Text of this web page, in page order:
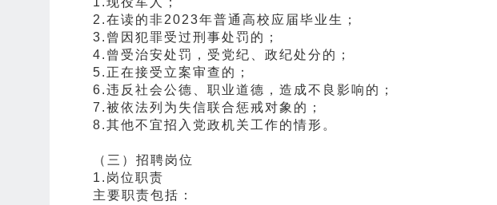
2.在读的非2023年普通高校应届毕业生；
3.曾因犯罪受过刑事处罚的；
4.曾受治安处罚，受党纪、政纪处分的；
5.正在接受立案审查的；
6.违反社会公德、职业道德，造成不良影响的；
7.被依法列为失信联合惩戒对象的；
8.其他不宜招入党政机关工作的情形。
（三）招聘岗位
1.岗位职责
主要职责包括：